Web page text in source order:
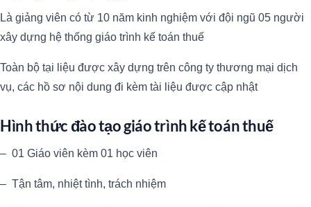
Là giảng viên có từ 10 năm kinh nghiệm với đội ngũ 05 người
xây dựng hệ thống giáo trình kế toán thuế
Toàn bộ tại liệu được xây dựng trên công ty thương mại dịch
vụ, các hồ sơ nội dung đi kèm tài liệu được cập nhật
Hình thức đào tạo giáo trình kế toán thuế
– 01 Giáo viên kèm 01 học viên
– Tận tâm, nhiệt tình, trách nhiệm